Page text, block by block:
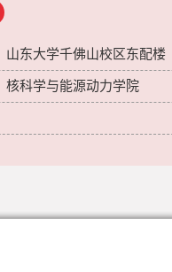
山东大学千佛山校区东配楼
核科学与能源动力学院